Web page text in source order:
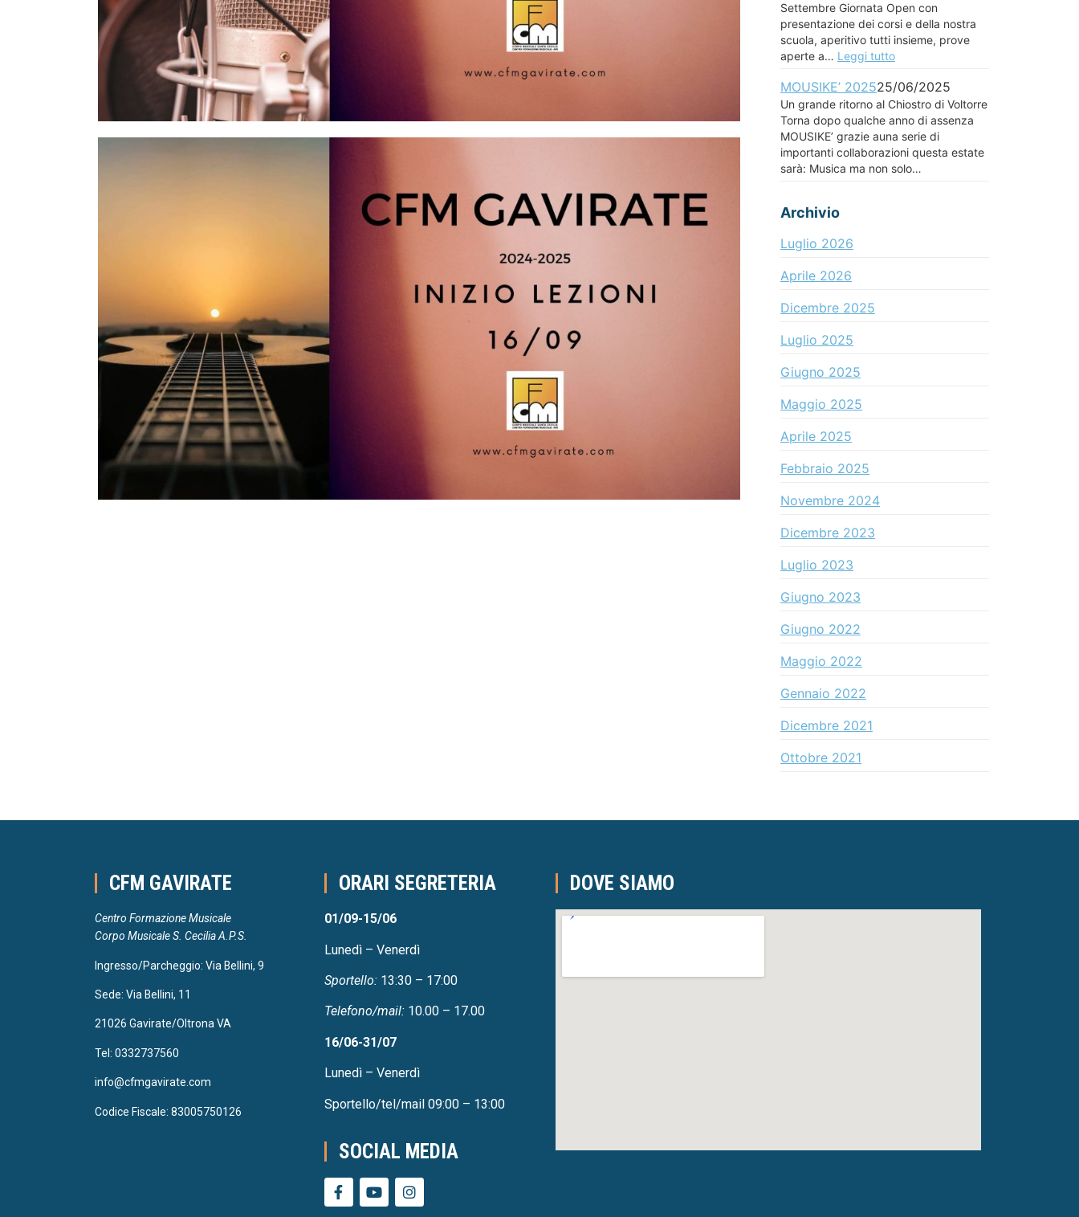
Settembre Giornata Open con
presentazione dei corsi e della nostra
scuola, aperitivo tutti insieme, prove
aperte a… Leggi tutto
MOUSIKE’ 202525/06/2025
Un grande ritorno al Chiostro di Voltorre
Torna dopo qualche anno di assenza
MOUSIKE’ grazie auna serie di
importanti collaborazioni questa estate
sarà: Musica ma non solo…
Archivio
Luglio 2026
Aprile 2026
Dicembre 2025
Luglio 2025
Giugno 2025
Maggio 2025
Aprile 2025
Febbraio 2025
Novembre 2024
Dicembre 2023
Luglio 2023
Giugno 2023
Giugno 2022
Maggio 2022
Gennaio 2022
Dicembre 2021
Ottobre 2021
CFM GAVIRATE
Centro Formazione Musicale
Corpo Musicale S. Cecilia A.P.S.
Ingresso/Parcheggio: Via Bellini, 9
Sede: Via Bellini, 11
21026 Gavirate/Oltrona VA
Tel: 0332737560
info@cfmgavirate.com
Codice Fiscale: 83005750126
ORARI SEGRETERIA
01/09-15/06
Lunedì – Venerdì
Sportello:13:30 – 17:00
Telefono/mail:10.00 – 17.00
16/06-31/07
Lunedì – Venerdì
Sportello/tel/mail 09:00 – 13:00
SOCIAL MEDIA
DOVE SIAMO